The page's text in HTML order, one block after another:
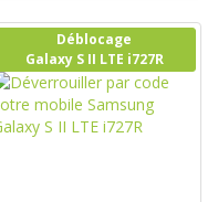
Déblocage
Galaxy S II LTE i727R